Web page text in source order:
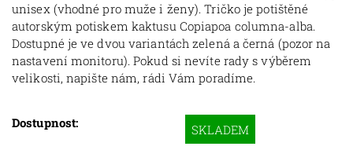
unisex (vhodné pro muže i ženy). Tričko je potištěné
autorským potiskem kaktusu Copiapoa columna-alba.
Dostupné je ve dvou variantách zelená a černá (pozor na
nastavení monitoru). Pokud si nevíte rady s výběrem
velikosti, napište nám, rádi Vám poradíme.
Dostupnost: SKLADEM